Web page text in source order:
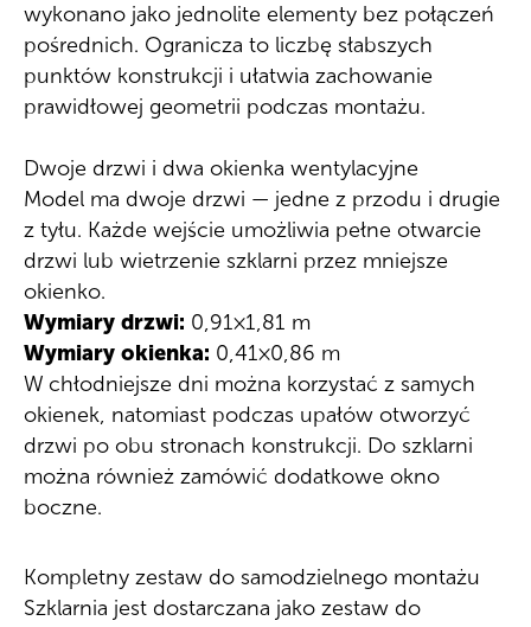
wykonano jako jednolite elementy bez połączeń
pośrednich. Ogranicza to liczbę słabszych
punktów konstrukcji i ułatwia zachowanie
prawidłowej geometrii podczas montażu.
Dwoje drzwi i dwa okienka wentylacyjne
Model ma dwoje drzwi — jedne z przodu i drugie
z tyłu. Każde wejście umożliwia pełne otwarcie
drzwi lub wietrzenie szklarni przez mniejsze
okienko.
Wymiary drzwi: 0,91×1,81 m
Wymiary okienka: 0,41×0,86 m
W chłodniejsze dni można korzystać z samych
okienek, natomiast podczas upałów otworzyć
drzwi po obu stronach konstrukcji. Do szklarni
można również zamówić dodatkowe okno
boczne.
Kompletny zestaw do samodzielnego montażu
Szklarnia jest dostarczana jako zestaw do